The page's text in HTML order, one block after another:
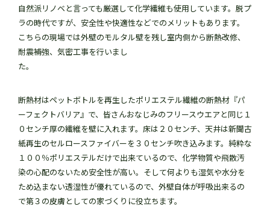
自然派リノベと言っても厳選して化学繊維も使用しています。脱プ
ラの時代ですが、安全性や快適性などでのメリットもあります。
こちらの現場では外壁のモルタル壁を残し室内側から断熱改修、
耐震補強、気密工事を行いまし
た。
断熱材はペットボトルを再生したポリエステル繊維の断熱材『パ
ーフェクトバリア』で、皆さんおなじみのフリースウエアと同じ１
０センチ厚の繊維を壁に入れます。床は２０センチ、天井は新聞古
紙再生のセルロースファイバーを３０センチ吹き込みます。純粋な
１００％ポリエステルだけで出来ているので、化学物質や飛散汚
染の心配のないため安全性が高い。そして何よりも湿気や水分を
ため込まない透湿性が優れているので、外壁自体が呼吸出来るの
で第３の皮膚としての家づくりに役立ちます。